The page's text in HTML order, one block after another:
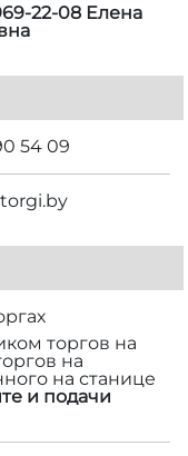
22-08 Елена
54 09
торгов на
на
на станице
и подачи